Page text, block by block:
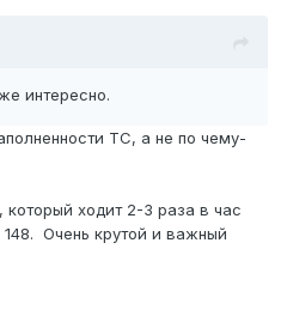
интересно.
ТС, а не по чему-
ходит 2-3 раза в час
148. Очень крутой и важный